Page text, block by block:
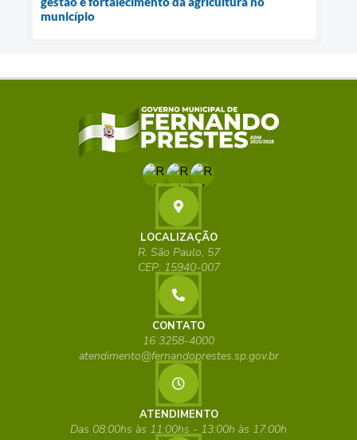
município
LOCALIZAÇÃO
R. São Paulo, 57
CEP: 15940-007
CONTATO
16 3258-4000
atendimento@fernandoprestes.sp.gov.br
ATENDIMENTO
Das 08:00hs às 11:00hs - 13:00h às 17:00h